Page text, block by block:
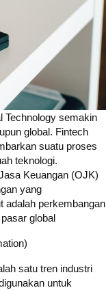
Technology semakin
global. Fintech
suatu proses
teknologi.
Keuangan (OJK)
yang
adalah perkembangan
global
satu tren industri
untuk